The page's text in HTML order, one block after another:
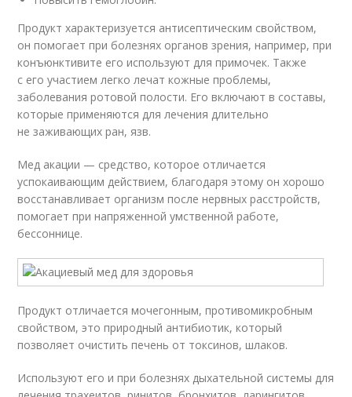
Продукт характеризуется антисептическим свойством,
он помогает при болезнях органов зрения, например, при
конъюнктивите его используют для примочек. Также
с его участием легко лечат кожные проблемы,
заболевания ротовой полости. Его включают в составы,
которые применяются для лечения длительно
не заживающих ран, язв.
Мед акации — средство, которое отличается
успокаивающим действием, благодаря этому он хорошо
восстанавливает организм после нервных расстройств,
помогает при напряженной умственной работе,
бессоннице.
Продукт отличается мочегонным, противомикробным
свойством, это природный антибиотик, который
позволяет очистить печень от токсинов, шлаков.
Используют его и при болезнях дыхательной системы для